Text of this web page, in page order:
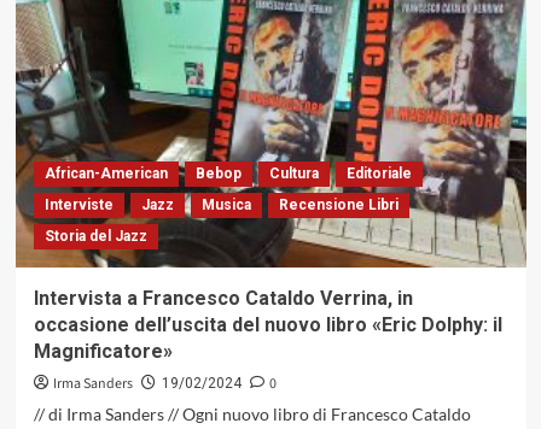
Gershwin»,
romanzo
di
Biagio
Bagini
African-American Bebop Cultura
Editoriale
Interviste
Jazz Musica
Recensione Libri
Storia del Jazz
Intervista a Francesco Cataldo Verrina, in
occasione dell’uscita del nuovo libro «Eric Dolphy: il
Magnificatore»
Irma Sanders 19/02/2024
0
// di Irma Sanders // Ogni nuovo libro di Francesco Cataldo